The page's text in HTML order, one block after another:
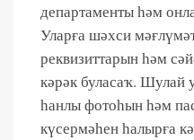
департаменты һәм
Уларға шәхси
реквизиттарын һәм
кәрәк буласаҡ. Шулай
һанлы фотоһын һәм
күсермәһен һалырға